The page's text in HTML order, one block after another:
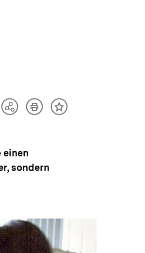
TeilenArtikelInhalt
einen
sondern